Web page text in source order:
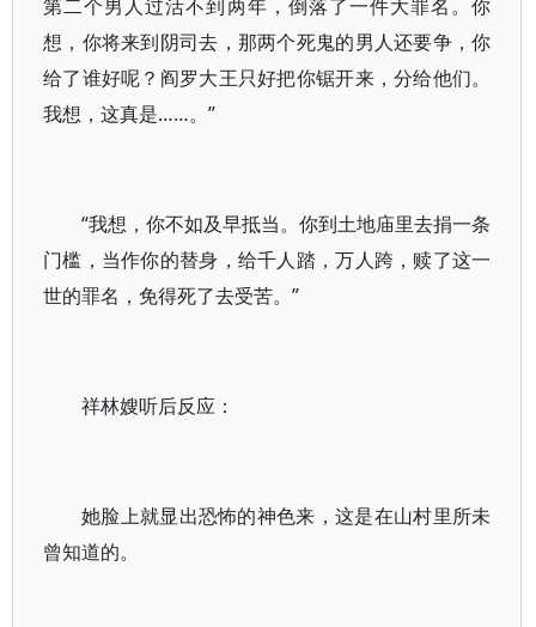
第二个男人过活不到两年，倒落了一件大罪名。你
想，你将来到阴司去，那两个死鬼的男人还要争，你
给了谁好呢？阎罗大王只好把你锯开来，分给他们。
我想，这真是……。”
“我想，你不如及早抵当。你到土地庙里去捐一条
门槛，当作你的替身，给千人踏，万人跨，赎了这一
世的罪名，免得死了去受苦。”
祥林嫂听后反应：
她脸上就显出恐怖的神色来，这是在山村里所未
曾知道的。